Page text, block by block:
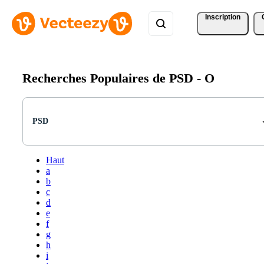
Inscription
Recherches Populaires de PSD - O
PSD
Haut
a
b
c
d
e
f
g
h
i